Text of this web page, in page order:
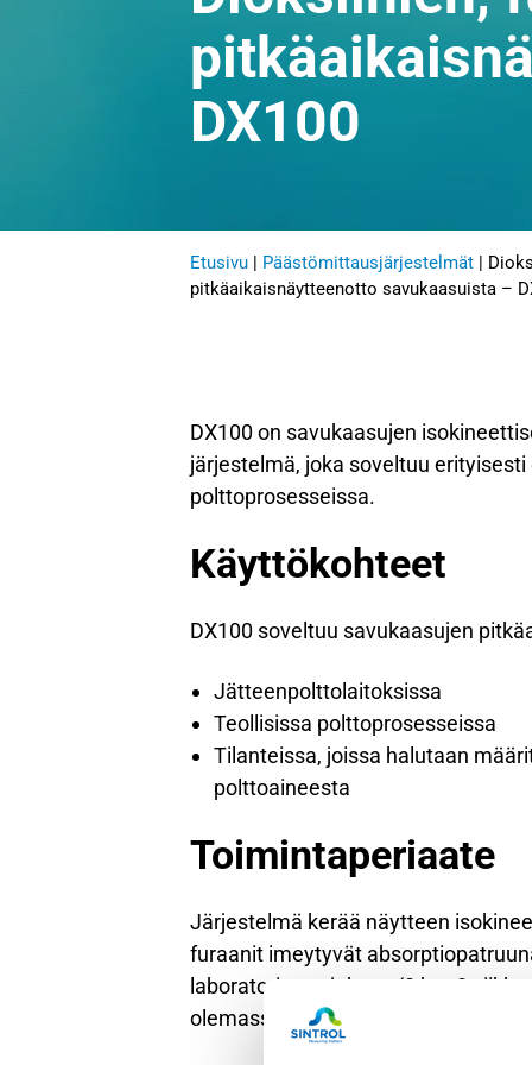
DX100
Etusivu | Päästömittausjärjestelmät |
pitkäaikaisnäytteenotto savukaasuista –
DX100 on savukaasujen
järjestelmä, joka soveltuu
polttoprosesseissa.
Käyttökohteet
DX100 soveltuu savukaasujen
Jätteenpolttolaitoksissa
Teollisissa polttoprosesseissa
Tilanteissa, joissa halutaan
polttoaineesta
Toimintaperiaate
Järjestelmä kerää näytteen
furaanit imeytyvät
laboratoriossa jakson (8 h – 8
olemassa olevia virtaus- ja